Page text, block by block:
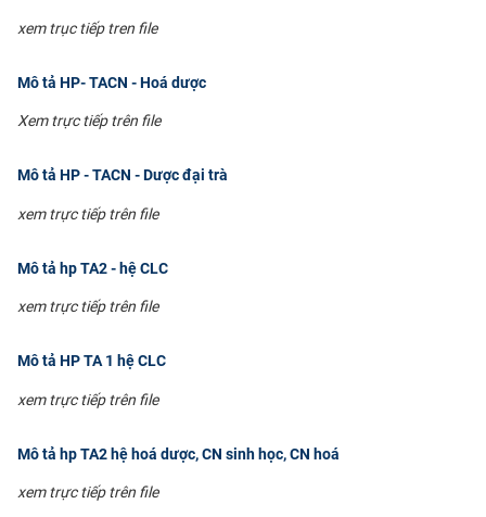
xem trục tiếp tren file
Mô tả HP- TACN - Hoá dược
Xem trực tiếp trên file
Mô tả HP - TACN - Dược đại trà
xem trực tiếp trên file
Mô tả hp TA2 - hệ CLC
xem trực tiếp trên file
Mô tả HP TA 1 hệ CLC
xem trực tiếp trên file
Mô tả hp TA2 hệ hoá dược, CN sinh học, CN hoá
xem trực tiếp trên file